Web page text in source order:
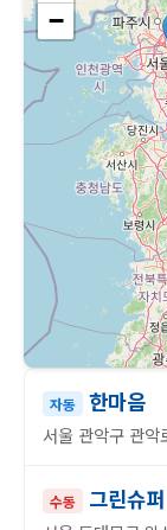
자동 한마음
서울 관악구 관
수동 그린슈퍼
−